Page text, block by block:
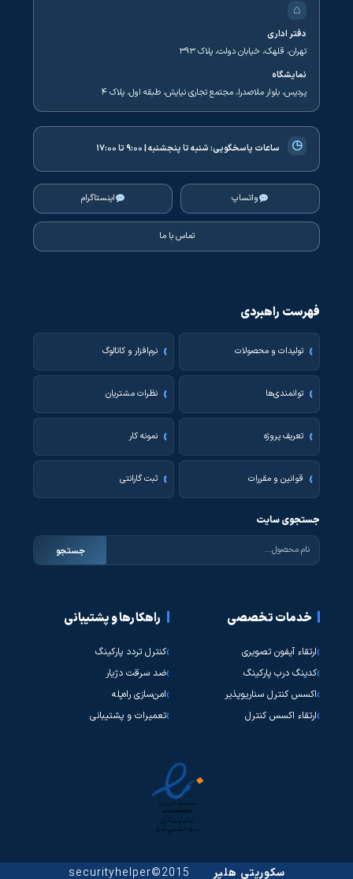
⌂
دفتر اداری
تهران، قلهک، خیابان دولت، پلاک ۳۹۳
نمایشگاه
پردیس، بلوار ملاصدرا، مجتمع تجاری نیایش، طبقه اول، پلاک ۴
◷ ساعات پاسخگویی:شنبه تا پنجشنبه | ۹:۰۰ تا ۱۷:۰۰
واتساپ اینستاگرام
تماس با ما
فهرست راهبردی
تولیدات و محصولات نرم‌افزار و کاتالوگ
توانمندی‌ها نظرات مشتریان
تعریف پروژه نمونه کار
قوانین و مقررات ثبت گارانتی
جستجوی سایت
جستجو
خدمات تخصصی
ارتقاء آیفون تصویری
کدینگ درب پارکینگ
اکسس کنترل سناریوپذیر
ارتقاء اکسس کنترل
راهکارها و پشتیبانی
کنترل تردد پارکینگ
ضد سرقت دژیار
امن‌سازی راه‌پله
تعمیرات و پشتیبانی
سکوریتی هلپر